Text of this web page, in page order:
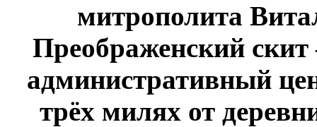
митрополита
Преображенский
административный
трёх милях от